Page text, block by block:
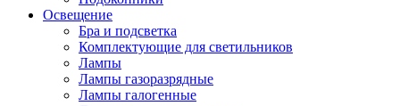
Освещение
Бра и подсветка
Комплектующие для светильников
Лампы
Лампы газоразрядные
Лампы галогенные